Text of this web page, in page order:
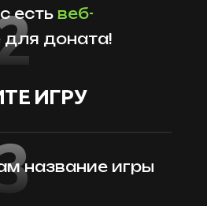
есть веб-
для доната!
ИГРУ
название игры